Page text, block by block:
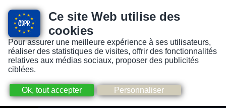
Ce site Web utilise des
cookies
Pour assurer une meilleure expérience à ses utilisateurs,
réaliser des statistiques de visites, offrir des fonctionnalités
relatives aux médias sociaux, proposer des publicités
ciblées.
Version pour personnes mal-voyantes ou non-voyantes